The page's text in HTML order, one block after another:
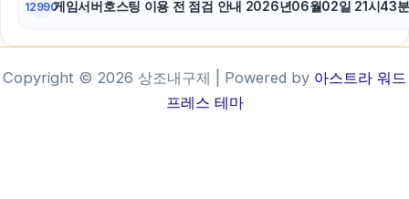
12990게임서버호스팅 이용 전 점검 안내 2026년06월02일 21시43분
Copyright © 2026 상조내구제 | Powered by 아스트라 워드
프레스 테마